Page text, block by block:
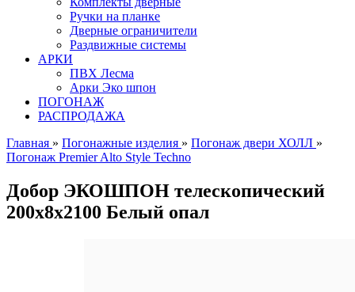
Ручки на планке
Дверные ограничители
Раздвижные системы
АРКИ
ПВХ Лесма
Арки Эко шпон
ПОГОНАЖ
РАСПРОДАЖА
Главная » Погонажные изделия » Погонаж двери ХОЛЛ »
Погонаж Premier Alto Style Techno
Добор ЭКОШПОН телескопический
200х8х2100 Белый опал